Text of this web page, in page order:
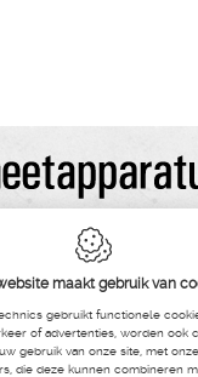
zijn onder voorbehoud van
u vooraf de levering steeds
voorbehouden , gehele of
op welke wijze dan
Technics
maakt gebruik van
gebruikt functionele
of advertenties, worden ook
gebruik van onze site, met
die deze kunnen combineren